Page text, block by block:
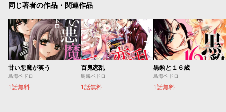
同じ著者の作品・関連作品
甘い悪魔が笑う
鳥海ペドロ
1話無料
百鬼恋乱
鳥海ペドロ
1話無料
黒豹と１６歳
鳥海ペドロ
1話無料